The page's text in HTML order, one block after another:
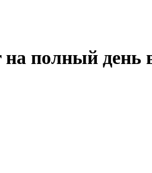
полный день